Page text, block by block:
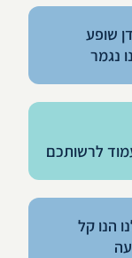
שופע
נגמר
לרשותכם
הנו קל